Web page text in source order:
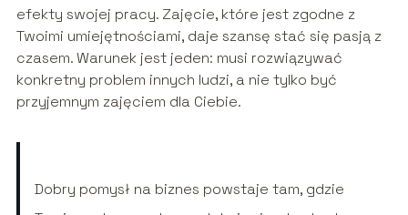
efekty swojej pracy. Zajęcie, które jest zgodne z
Twoimi umiejętnościami, daje szansę stać się pasją z
czasem. Warunek jest jeden: musi rozwiązywać
konkretny problem innych ludzi, a nie tylko być
przyjemnym zajęciem dla Ciebie.
Dobry pomysł na biznes powstaje tam, gdzie